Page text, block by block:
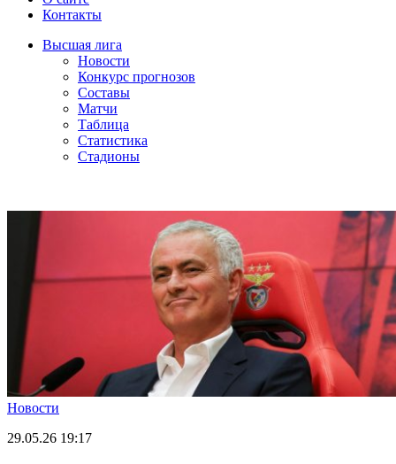
Контакты
Высшая лига
Новости
Конкурс прогнозов
Составы
Матчи
Таблица
Статистика
Стадионы
Новости
29.05.26 19:17